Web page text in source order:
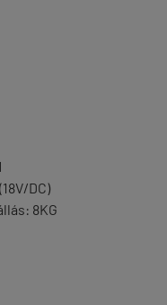
DC)
8KG